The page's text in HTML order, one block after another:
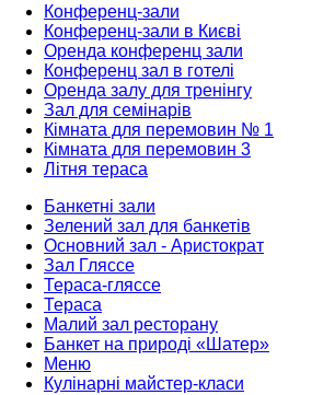
Конференц-зали
Конференц-зали в Києві
Оренда конференц зали
Конференц зал в готелі
Оренда залу для тренінгу
Зал для семінарів
Кімната для перемовин № 1
Кімната для перемовин 3
Літня тераса
Банкетні зали
Зелений зал для банкетів
Основний зал - Аристократ
Зал Гляссе
Тераса-гляссе
Тераса
Малий зал ресторану
Банкет на природі «Шатер»
Меню
Кулінарні майстер-класи